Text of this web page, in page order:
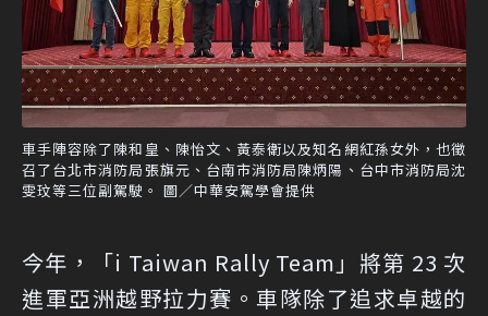
車手陣容除了陳和皇、陳怡文、黃泰衛以及知名網紅孫女外，也徵
召了台北市消防局張旗元、台南市消防局陳炳陽、台中市消防局沈
雯玟等三位副駕駛。 圖／中華安駕學會提供
今年，「i Taiwan Rally Team」將第 23 次
進軍亞洲越野拉力賽。車隊除了追求卓越的